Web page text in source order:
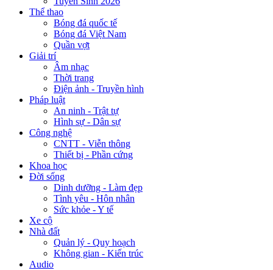
Thể thao
Bóng đá quốc tế
Bóng đá Việt Nam
Quần vợt
Giải trí
Âm nhạc
Thời trang
Điện ảnh - Truyền hình
Pháp luật
An ninh - Trật tự
Hình sự - Dân sự
Công nghệ
CNTT - Viễn thông
Thiết bị - Phần cứng
Khoa học
Đời sống
Dinh dưỡng - Làm đẹp
Tình yêu - Hôn nhân
Sức khỏe - Y tế
Xe cộ
Nhà đất
Quản lý - Quy hoạch
Không gian - Kiến trúc
Audio